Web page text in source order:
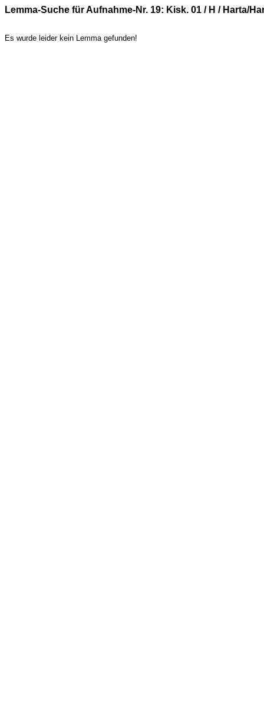
Lemma-Suche für Aufnahme-Nr. 19: Kisk. 01 / H / Harta/
Es wurde leider kein Lemma gefunden!